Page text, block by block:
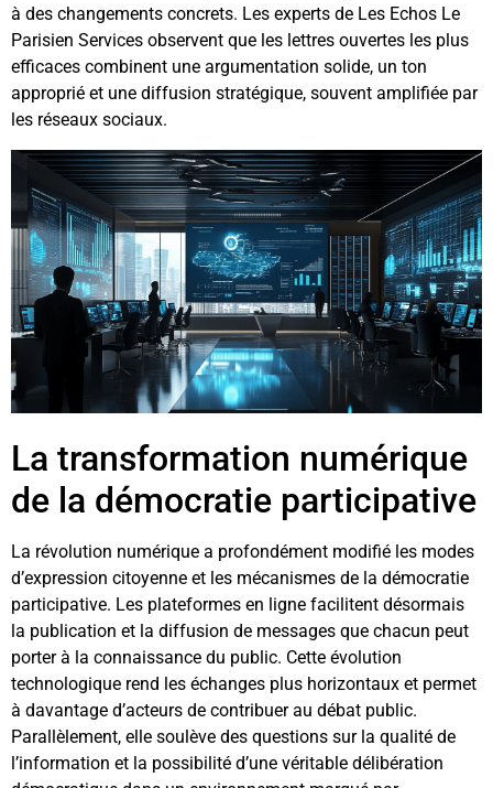
à des changements concrets. Les experts de Les Echos Le
Parisien Services observent que les lettres ouvertes les plus
efficaces combinent une argumentation solide, un ton
approprié et une diffusion stratégique, souvent amplifiée par
les réseaux sociaux.
La transformation numérique
de la démocratie participative
La révolution numérique a profondément modifié les modes
d’expression citoyenne et les mécanismes de la démocratie
participative. Les plateformes en ligne facilitent désormais
la publication et la diffusion de messages que chacun peut
porter à la connaissance du public. Cette évolution
technologique rend les échanges plus horizontaux et permet
à davantage d’acteurs de contribuer au débat public.
Parallèlement, elle soulève des questions sur la qualité de
l’information et la possibilité d’une véritable délibération